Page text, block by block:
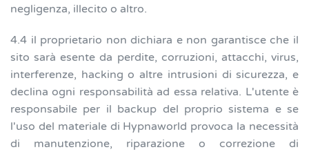
negligenza, illecito o altro.
4.4 il proprietario non dichiara e non garantisce che il
sito sarà esente da perdite, corruzioni, attacchi, virus,
interferenze, hacking o altre intrusioni di sicurezza, e
declina ogni responsabilità ad essa relativa. L'utente è
responsabile per il backup del proprio sistema e se
l'uso del materiale di Hypnaworld provoca la necessità
di manutenzione, riparazione o correzione di